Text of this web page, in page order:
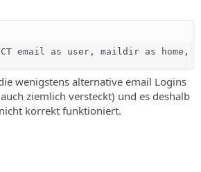
email as user, maildir as
wenigstens alternative email Logins
ziemlich versteckt) und es deshalb
korrekt funktioniert.